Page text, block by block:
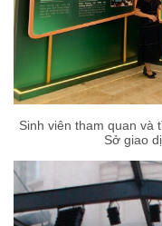
Sinh viên tham quan và
Sở giao